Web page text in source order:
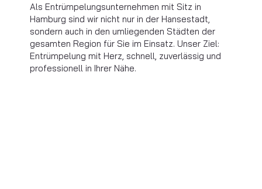
Als Entrümpelungsunternehmen mit Sitz in
Hamburg sind wir nicht nur in der Hansestadt,
sondern auch in den umliegenden Städten der
gesamten Region für Sie im Einsatz. Unser Ziel:
Entrümpelung mit Herz, schnell, zuverlässig und
professionell in Ihrer Nähe.